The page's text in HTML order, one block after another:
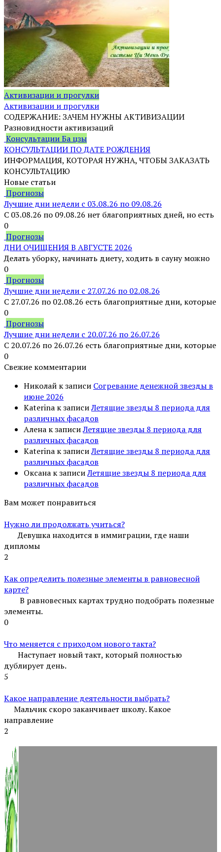
Активизации и прогулки
Активизации и прогулки
СОДЕРЖАНИЕ: ЗАЧЕМ НУЖНЫ АКТИВИЗАЦИИ
Разновидности активизаций
Консультации Ба цзы
КОНСУЛЬТАЦИИ ПО ДАТЕ РОЖДЕНИЯ
ИНФОРМАЦИЯ, КОТОРАЯ НУЖНА, ЧТОБЫ ЗАКАЗАТЬ
КОНСУЛЬТАЦИЮ
Новые статьи
Прогнозы
Лучшие дни недели с 03.08.26 по 09.08.26
С 03.08.26 по 09.08.26 нет благоприятных дней, но есть
0
Прогнозы
ДНИ ОЧИЩЕНИЯ В АВГУСТЕ 2026
Делать уборку, начинать диету, ходить в сауну можно
0
Прогнозы
Лучшие дни недели с 27.07.26 по 02.08.26
С 27.07.26 по 02.08.26 есть благоприятные дни, которые
0
Прогнозы
Лучшие дни недели с 20.07.26 по 26.07.26
С 20.07.26 по 26.07.26 есть благоприятные дни, которые
0
Свежие комментарии
Николай к записи Согревание денежной звезды в
июне 2026
Katerina к записиЛетящие звезды 8 периода для
различных фасадов
Алена к записиЛетящие звезды 8 периода для
различных фасадов
Katerina к записиЛетящие звезды 8 периода для
различных фасадов
Оксана к записиЛетящие звезды 8 периода для
различных фасадов
Вам может понравиться
Нужно ли продолжать учиться?
Девушка находится в иммиграции, где наши
дипломы
2
Как определить полезные элементы в равновесной
карте?
В равновесных картах трудно подобрать полезные
элементы.
0
Что меняется с приходом нового такта?
Наступает новый такт, который полностью
дублирует день.
5
Какое направление деятельности выбрать?
Мальчик скоро заканчивает школу. Какое
направление
2